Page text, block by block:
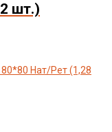
шт.)